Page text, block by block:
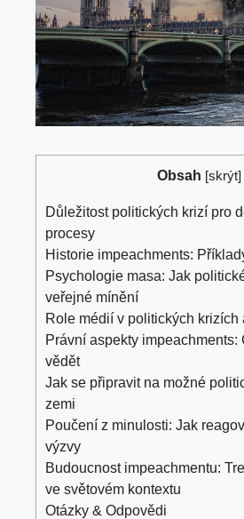
Obsah [skrýt]
Důležitost politických krizí pro
procesy
Historie impeachments:
Psychologie masa: Jak
veřejné mínění
Role médií v politických krizích
Právní aspekty impeachments:
vědět
Jak se připravit na možné
zemi
Poučení z minulosti: Jak
výzvy
Budoucnost impeachmentu:
ve světovém kontextu
Otázky & Odpovědi